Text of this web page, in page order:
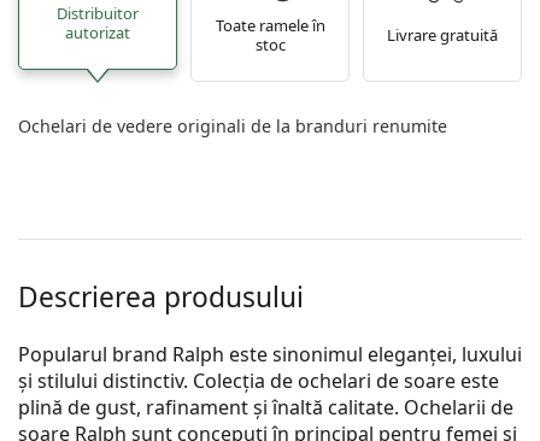
Distribuitor
autorizat
Toate ramele în
stoc
Livrare gratuită
Ochelari de vedere originali de la branduri renumite
Descrierea produsului
Popularul brand Ralph este sinonimul eleganței, luxului
și stilului distinctiv. Colecția de ochelari de soare este
plină de gust, rafinament și înaltă calitate. Ochelarii de
soare Ralph sunt concepuți în principal pentru femei și